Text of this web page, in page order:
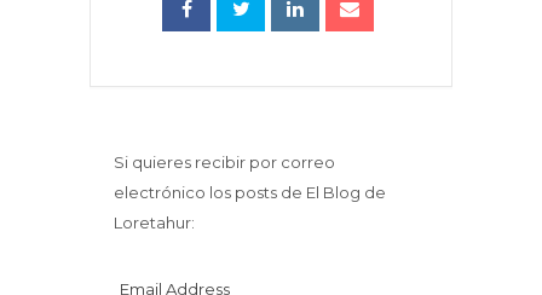
Si quieres recibir por correo
electrónico los posts de El Blog de
Loretahur:
Email Address